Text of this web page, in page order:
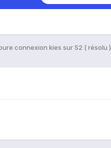
connexion kies sur S2 ( résolu )